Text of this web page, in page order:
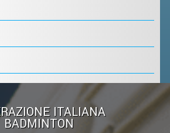
ITALIANA
BADMINTON
MODULI
RICHIESTA TORNEI
EVENTI SOSTENIBILI